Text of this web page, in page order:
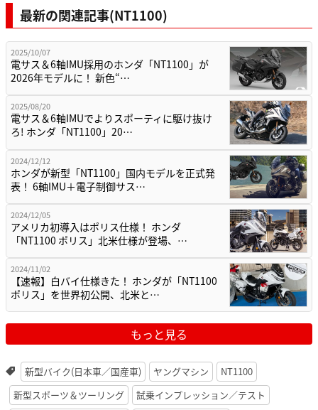
最新の関連記事(NT1100)
2025/10/07
電サス＆6軸IMU採用のホンダ「NT1100」が
2026年モデルに！ 新色“…
2025/08/20
電サス＆6軸IMUでよりスポーティに駆け抜け
ろ! ホンダ「NT1100」20…
2024/12/12
ホンダが新型「NT1100」国内モデルを正式発
表！ 6軸IMU＋電子制御サス…
2024/12/05
アメリカ初導入はポリス仕様！ ホンダ
「NT1100 ポリス」北米仕様が登場、…
2024/11/02
【速報】白バイ仕様きた！ ホンダが「NT1100
ポリス」を世界初公開、北米と…
もっと見る
新型バイク(日本車／国産車) ヤングマシン
NT1100
新型スポーツ＆ツーリング
試乗インプレッション／テスト